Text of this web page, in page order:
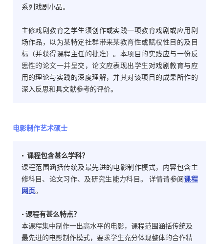
系列戏剧小品。
主修戏剧教育之学生须创作或实践一项教育戏剧或应用剧
场作品，以为某特定社群带来某教育性或赋权性目的及目
标（并获得课程主任的批准）。本项目的实践应与一份反
思性的论文一并呈交，论文应表现出学生对戏剧教育与应
用的理论与实践的深度理解，并其对该项目的成果所作的
深入反思和具文献参考的评价。
电影制作艺术硕士
• 课程包含甚么学科？
课程范围涵括传统及最先进的电影制作模式，内容包含主
修科目、论文习作、及研究生能力科目。 详情请参阅课程
网页。
• 课程有甚么特点？
本课程集中制作一出高水平的电影，课程范围涵括传统及
最先进的电影制作模式，要求学生充分体现整体的合作精